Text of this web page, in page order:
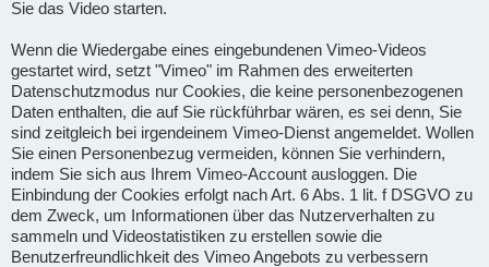
Sie das Video starten.
Wenn die Wiedergabe eines eingebundenen Vimeo-Videos
gestartet wird, setzt "Vimeo" im Rahmen des erweiterten
Datenschutzmodus nur Cookies, die keine personenbezogenen
Daten enthalten, die auf Sie rückführbar wären, es sei denn, Sie
sind zeitgleich bei irgendeinem Vimeo-Dienst angemeldet. Wollen
Sie einen Personenbezug vermeiden, können Sie verhindern,
indem Sie sich aus Ihrem Vimeo-Account ausloggen. Die
Einbindung der Cookies erfolgt nach Art. 6 Abs. 1 lit. f DSGVO zu
dem Zweck, um Informationen über das Nutzerverhalten zu
sammeln und Videostatistiken zu erstellen sowie die
Benutzerfreundlichkeit des Vimeo Angebots zu verbessern